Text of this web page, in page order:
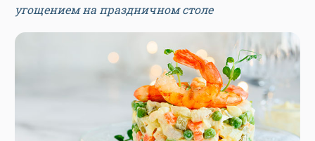
угощением на праздничном столе